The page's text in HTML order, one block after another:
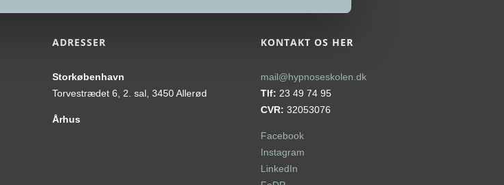
ADRESSER
Storkøbenhavn
Torvestrædet 6, 2. sal, 3450 Allerød
Århus
KONTAKT OS HER
mail@hypnoseskolen.dk
Tlf: 23 49 74 95
CVR: 32053076
Facebook
Instagram
LinkedIn